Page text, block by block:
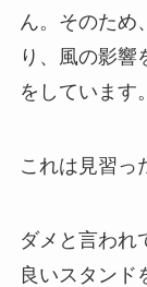
ん。 そのため
り、 風の影響
をしています。
これは見習っ
ダメと言われ
良いスタンド